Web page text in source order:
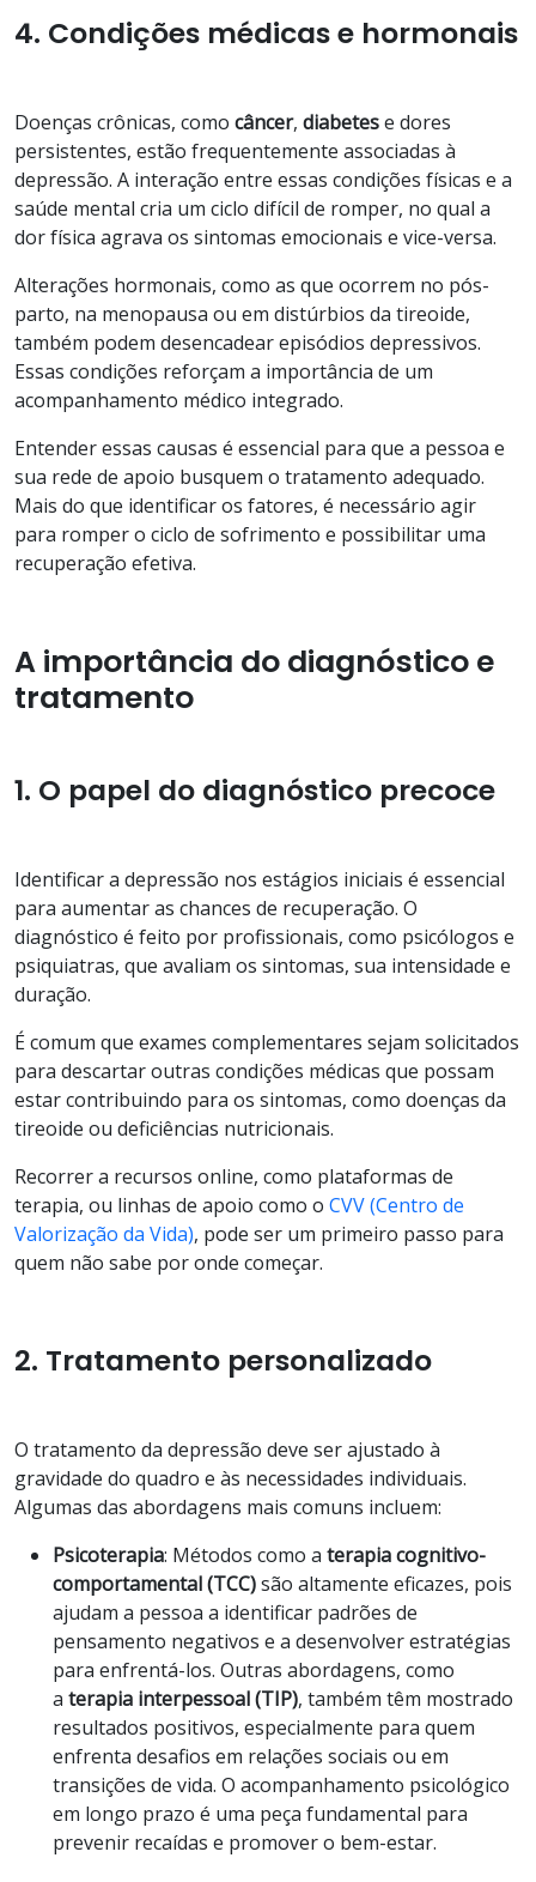
4. Condições médicas e hormonais
Doenças crônicas, como câncer, diabetese dores
persistentes, estão frequentemente associadas à
depressão. A interação entre essas condições físicas e a
saúde mental cria um ciclo difícil de romper, no qual a
dor física agrava os sintomas emocionais e vice-versa.
Alterações hormonais, como as que ocorrem no pós-
parto, na menopausa ou em distúrbios da tireoide,
também podem desencadear episódios depressivos.
Essas condições reforçam a importância de um
acompanhamento médico integrado.
Entender essas causas é essencial para que a pessoa e
sua rede de apoio busquem o tratamento adequado.
Mais do que identificar os fatores, é necessário agir
para romper o ciclo de sofrimento e possibilitar uma
recuperação efetiva.
A importância do diagnóstico e
tratamento
1. O papel do diagnóstico precoce
Identificar a depressão nos estágios iniciais é essencial
para aumentar as chances de recuperação. O
diagnóstico é feito por profissionais, como psicólogos e
psiquiatras, que avaliam os sintomas, sua intensidade e
duração.
É comum que exames complementares sejam solicitados
para descartar outras condições médicas que possam
estar contribuindo para os sintomas, como doenças da
tireoide ou deficiências nutricionais.
Recorrer a recursos online, como plataformas de
terapia, ou linhas de apoio como o CVV (Centro de
Valorização da Vida), pode ser um primeiro passo para
quem não sabe por onde começar.
2. Tratamento personalizado
O tratamento da depressão deve ser ajustado à
gravidade do quadro e às necessidades individuais.
Algumas das abordagens mais comuns incluem:
Psicoterapia: Métodos como a terapia cognitivo-
comportamental (TCC)são altamente eficazes, pois
ajudam a pessoa a identificar padrões de
pensamento negativos e a desenvolver estratégias
para enfrentá-los. Outras abordagens, como
a terapia interpessoal (TIP), também têm mostrado
resultados positivos, especialmente para quem
enfrenta desafios em relações sociais ou em
transições de vida. O acompanhamento psicológico
em longo prazo é uma peça fundamental para
prevenir recaídas e promover o bem-estar.